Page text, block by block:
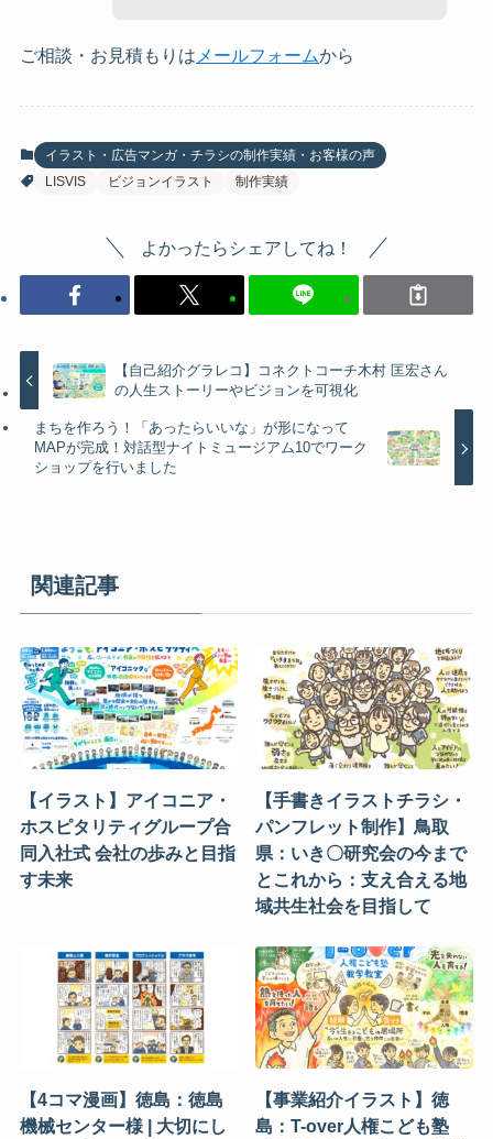
ご相談・お見積もりは メールフォームから
イラスト・広告マンガ・チラシの制作実績・お客様の声
LISVIS
ビジョンイラスト 制作実績
よかったらシェアしてね！
【自己紹介グラレコ】コネクトコーチ木村 匡宏さん
の人生ストーリーやビジョンを可視化
まちを作ろう！「あったらいいな」が形になって
MAPが完成！対話型ナイトミュージアム10でワーク
ショップを行いました
関連記事
【イラスト】アイコニア・
ホスピタリティグループ合
同入社式 会社の歩みと目指
す未来
【手書きイラストチラシ・
パンフレット制作】鳥取
県：いき〇研究会の今まで
とこれから：支え合える地
域共生社会を目指して
【4コマ漫画】徳島：徳島
機械センター様 | 大切にし
【事業紹介イラスト】徳
島：T-over人権こども塾